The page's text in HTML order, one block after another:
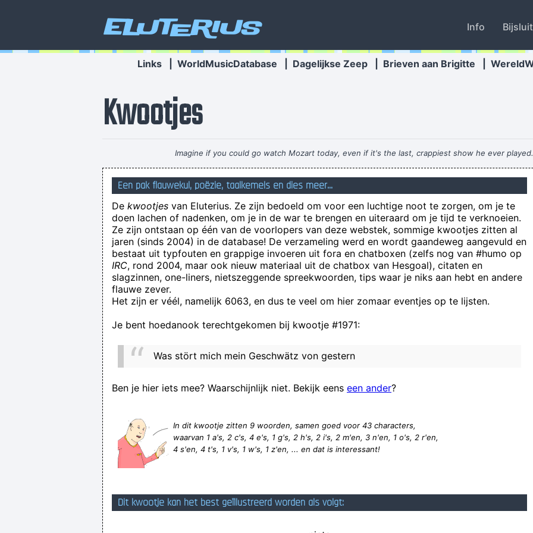
Eluterius Info
Links WorldMusicDatabase Dagelijkse Zeep Brieven aan Brigitte
Kwootjes
Imagine if you could go watch Mozart today, even if it's the last, crappiest show he ever
am Arsch geleckt, im Arsch geleckt, woran auch immer geleckt, wie kann es sein dass man in der letzte
DUS IK WEE NI OF GE HET KUNT KOPEN MSS LATER MAAR KUNNEN ZE DIT BOEK NIET
De baas heeft een vet loon, ik verdien geen
deze kwootjes zijn bijzonder lastig als
In een hok zitten kippen en konijnen. Samen hebben de dieren 35 koppen en 94 poten. Hoeveel
Een pak flauwekul, poëzie, taalkemels en dies meer...
De kwootjes van Eluterius. Ze zijn bedoeld om voor een luchtige noot te zorgen, om je te
doen lachen of nadenken, om je in de war te brengen en uiteraard om je tijd te verknoeien.
Ze zijn ontstaan op één van de voorlopers van deze webstek, sommige kwootjes zitten al
jaren (sinds 2004) in de database! De verzameling werd en wordt gaandeweg aangevuld en
bestaat uit typfouten en grappige invoeren uit fora en chatboxen (zelfs nog van #humo op
IRC, rond 2004, maar ook nieuw materiaal uit de chatbox van Hesgoal), citaten en
slagzinnen, one-liners, nietszeggende spreekwoorden, tips waar je niks aan hebt en andere
flauwe zever.
Het zijn er véél, namelijk 6063, en dus te veel om hier zomaar eventjes op te lijsten.
Je bent hoedanook terechtgekomen bij kwootje #1971:
Was stört mich mein Geschwätz von gestern
Ben je hier iets mee? Waarschijnlijk niet. Bekijk eens een ander?
In dit kwootje zitten 9 woorden, samen goed voor 43 characters,
waarvan 1 a's, 2 c's, 4 e's, 1 g's, 2 h's, 2 i's, 2 m'en, 3 n'en, 1 o's, 2 r'en,
4 s'en, 4 t's, 1 v's, 1 w's, 1 z'en, ... en dat is interessant!
Dit kwootje kan het best geïllustreerd worden als volgt: